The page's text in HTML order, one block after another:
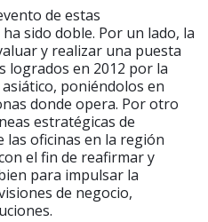
de estas
sido doble. Por un lado, la
y realizar una puesta
logrados en 2012 por la
poniéndolos en
donde opera. Por otro
estratégicas de
las oficinas en la región
el fin de reafirmar y
para impulsar la
de negocio,